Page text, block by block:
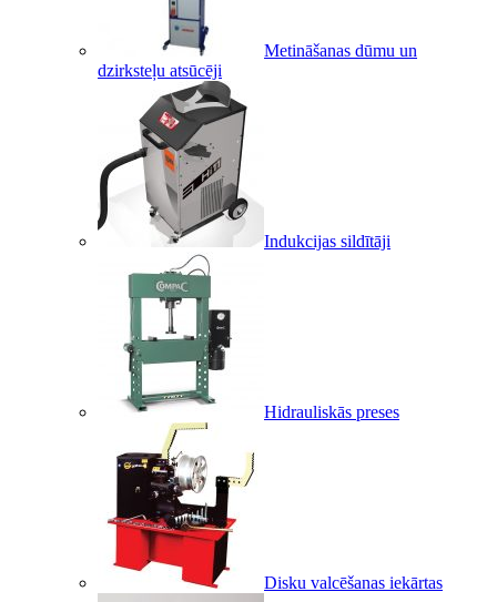
Metināšanas dūmu un
dzirksteļu atsūcēji
Indukcijas sildītāji
Hidrauliskās preses
Disku valcēšanas iekārtas